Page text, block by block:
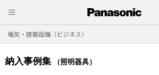
電気・建築設備（ビジネス）
納入事例集 （照明器具）